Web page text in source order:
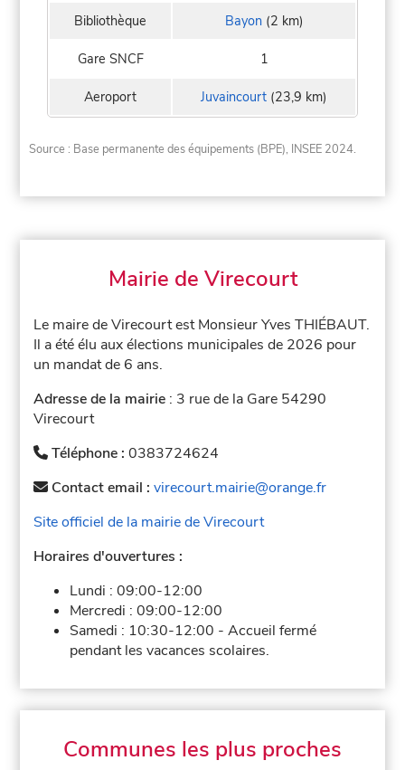
Bibliothèque Bayon(2 km)
Gare SNCF 1
Aeroport Juvaincourt (23,9 km)
Source : Base permanente des équipements (BPE), INSEE 2024.
Mairie de Virecourt
Le maire de Virecourt est Monsieur Yves THIÉBAUT.
Il a été élu aux élections municipales de 2026 pour
un mandat de 6 ans.
Adresse de la mairie : 3 rue de la Gare 54290
Virecourt
Téléphone :0383724624
Contact email :virecourt.mairie@orange.fr
Site officiel de la mairie de Virecourt
Horaires d'ouvertures :
Lundi :09:00-12:00
Mercredi :09:00-12:00
Samedi : 10:30-12:00 -Accueil fermé
pendant les vacances scolaires.
Communes les plus proches